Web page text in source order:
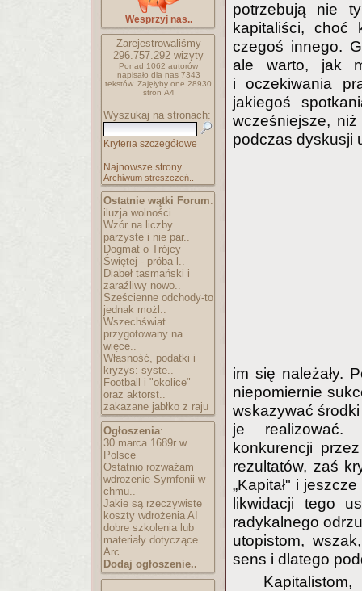
Wesprzyj nas..
Zarejestrowaliśmy
296.757.292 wizyty
Ponad 1062 autorów
napisało dla nas 7343
tekstów. Zajęłyby one 28930
stron A4
Wyszukaj na stronach:
Kryteria szczegółowe
Najnowsze strony..
Archiwum streszczeń..
Ostatnie wątki Forum:
iluzja wolności
Wzór na liczby
parzyste i nie par..
Dogmat o Trójcy
Świętej - próba l..
Diabeł tasmański i
zaraźliwy nowo..
Sześcienne odchody-to
jednak możl..
Wszechświat
przygotowany na
więce..
Własność, podatki i
kryzys: syste..
Football i "okolice"
oraz aktorst..
zakazane jabłko z raju
Ogłoszenia:
30 marca 1689r w
Polsce
Ostatnio rozważam
wdrożenie Symfonii w
chmu..
Jakie są rzeczywiste
koszty wdrożenia AI
dobre szkolenia lub
materiały dotyczące
Arc..
Dodaj ogłoszenie..
potrzebują nie
kapitaliści,
czegoś innego.
ale warto, jak
i oczekiwania
jakiegoś
wcześniejsze,
podczas dyskusji
im się należały.
niepomiernie
wskazywać
je realizować.
konkurencji
rezultatów, zaś
„Kapitał" i
likwidacji tego
radykalnego
utopistom,
sens i dlatego